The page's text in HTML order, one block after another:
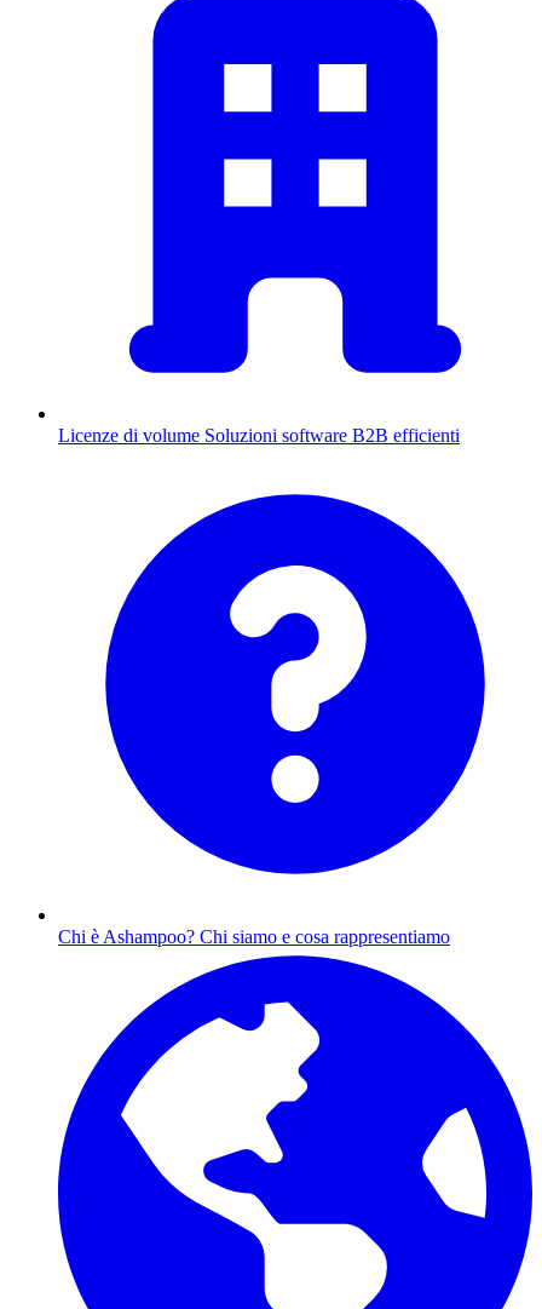
Licenze di volume Soluzioni software B2B efficienti
Chi è Ashampoo? Chi siamo e cosa rappresentiamo